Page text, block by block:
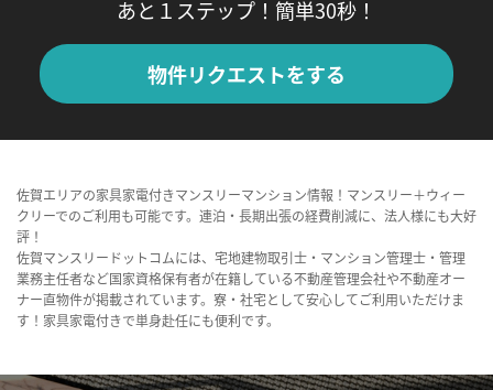
あと１ステップ！簡単30秒！
物件リクエストをする
佐賀エリアの家具家電付きマンスリーマンション情報！マンスリー＋ウィー
クリーでのご利用も可能です。連泊・長期出張の経費削減に、法人様にも大好
評！
佐賀マンスリードットコムには、宅地建物取引士・マンション管理士・管理
業務主任者など国家資格保有者が在籍している不動産管理会社や不動産オー
ナー直物件が掲載されています。寮・社宅として安心してご利用いただけま
す！家具家電付きで単身赴任にも便利です。